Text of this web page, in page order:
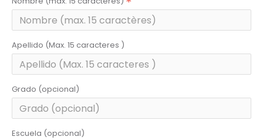
Apellido (Max. 15 caracteres )
Grado (opcional)
Escuela (opcional)